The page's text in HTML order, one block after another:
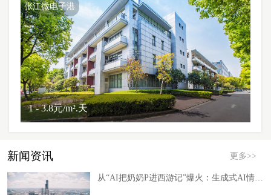
张江微电子港
1 - 3.8元/m².天
新闻资讯 更多>>